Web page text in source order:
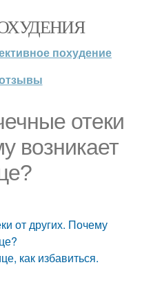
похудение
отеки
возникает
от других. Почему
как избавиться.